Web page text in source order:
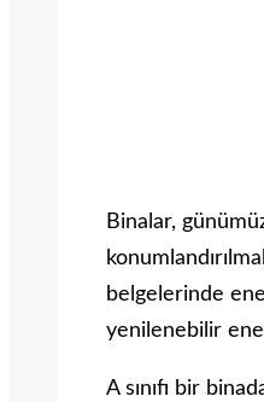
Binalar,
belgelerinde
yenilenebilir
A sınıfı bir